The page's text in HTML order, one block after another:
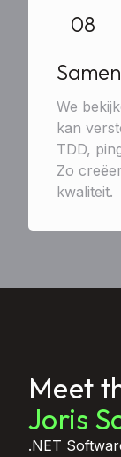
08
We
kan
TDD,
Zo
kwaliteit.
Meet
Joris
.NET